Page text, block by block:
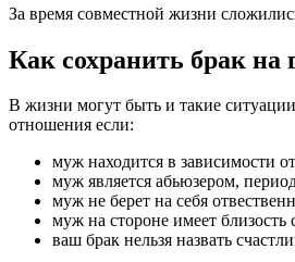
За время совместной жизни
Как сохранить брак на
В жизни могут быть и такие
отношения если:
муж находится в зависимости
муж является абьюзером,
муж не берет на себя
муж на стороне имеет
ваш брак нельзя назвать